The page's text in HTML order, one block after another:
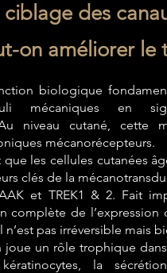
des
on améliorer le
biologique
mécaniques en
niveau cutané, cette
mécanorécepteurs.
les cellules cutanées
clés de la
et TREK1 & 2. Fait
complète de
pas irréversible mais
joue un rôle trophique
la